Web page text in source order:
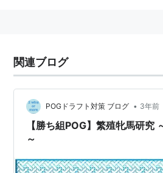
母
母の父 ： Storm Cat（ストーム
生産者 ： Colts Neck Stables
管理調教師 ： 村山明（栗東）
関連ブログ
POGドラフト対策 ブログ • 3年前
【勝ち組POG】繁殖牝馬研究
～